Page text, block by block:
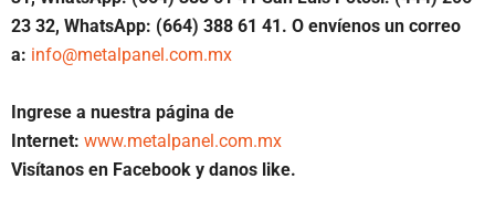
23 32, WhatsApp: (664) 388 61 41. O envíenos un correo
a: info@metalpanel.com.mx
Ingrese a nuestra página de
Internet: www.metalpanel.com.mx
Visítanos en Facebook y danos like.